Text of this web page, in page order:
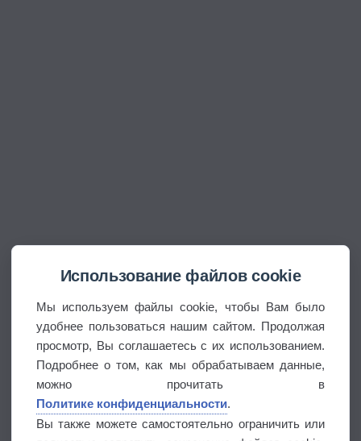
Использование файлов cookie
Мы используем файлы cookie, чтобы Вам было
удобнее пользоваться нашим сайтом. Продолжая
просмотр, Вы соглашаетесь с их использованием.
Подробнее о том, как мы обрабатываем данные,
можно прочитать в
Политике конфиденциальности.
Вы также можете самостоятельно ограничить или